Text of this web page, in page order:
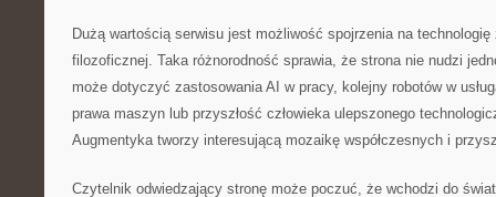
Dużą wartością serwisu jest możliwość spojrzenia na technologię
filozoficznej. Taka różnorodność sprawia, że strona nie nudzi
może dotyczyć zastosowania AI w pracy, kolejny robotów w
prawa maszyn lub przyszłość człowieka ulepszonego
Augmentyka tworzy interesującą mozaikę współczesnych i
Czytelnik odwiedzający stronę może poczuć, że wchodzi do